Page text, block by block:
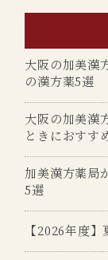
大阪の加美漢
の漢方薬5選
大阪の加美漢
ときにおすす
加美漢方薬局
5選
【2026年度